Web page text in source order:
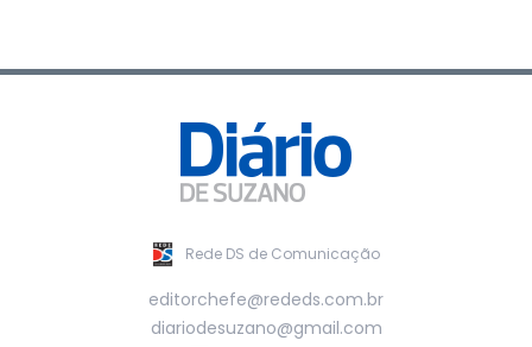
Rede DS de Comunicação
editorchefe@rededs.com.br
diariodesuzano@gmail.com